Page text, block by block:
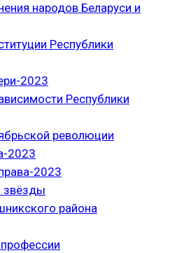
народов Беларуси и
Республики
2023
Республики
революции
2023
2023
звёзды
района